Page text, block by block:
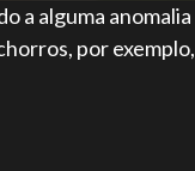
a alguma
por